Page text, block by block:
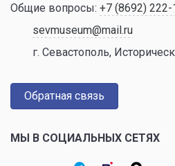
Общие вопросы: +7 (8692) 222-
sevmuseum@mail.ru
г. Севастополь,
Обратная связь
МЫ В СОЦИАЛЬНЫХ СЕТЯХ